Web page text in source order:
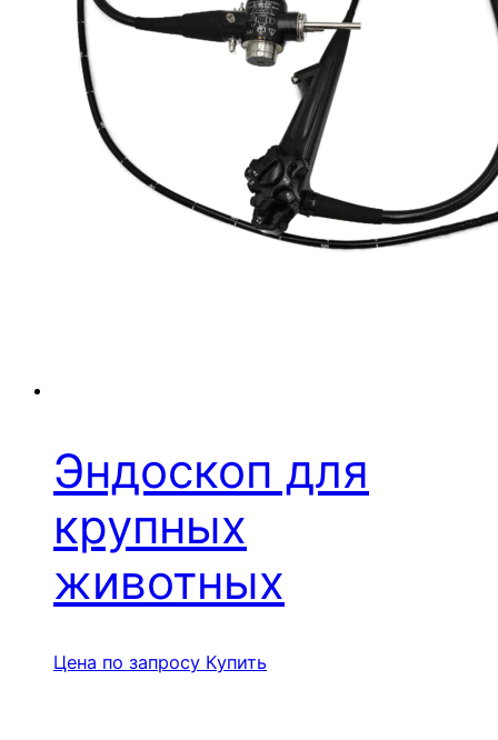
Эндоскоп для
крупных
животных
Цена по запросу Купить